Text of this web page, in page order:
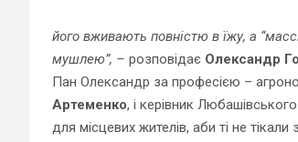
його вживають повністю в їжу, а
мушлею”, – розповідає Олександр
Пан Олександр за професією –
Артеменко, і керівник
для місцевих жителів, аби ті не